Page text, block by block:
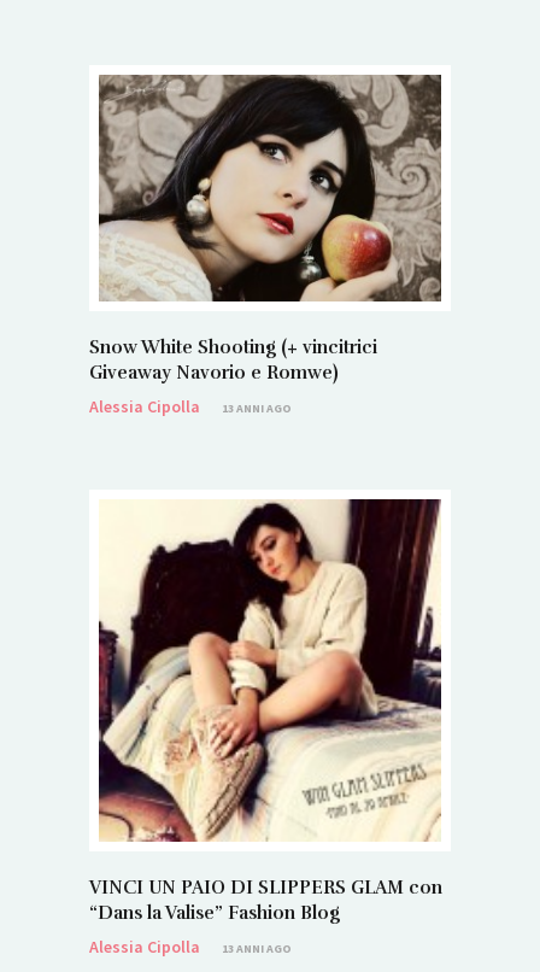
Snow White Shooting (+ vincitrici
Giveaway Navorio e Romwe)
Alessia Cipolla
13 ANNI AGO
VINCI UN PAIO DI SLIPPERS GLAM con
“Dans la Valise” Fashion Blog
Alessia Cipolla
13 ANNI AGO